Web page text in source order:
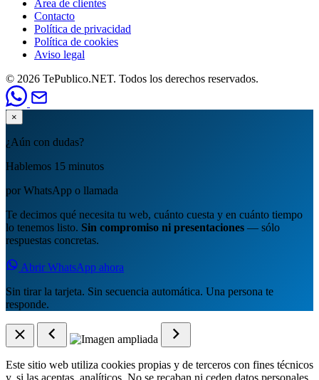
Área de clientes
Contacto
Política de privacidad
Política de cookies
Aviso legal
© 2026 TePublico.NET. Todos los derechos reservados.
×
¿Aún con dudas?
Hablemos 15 minutos
por WhatsApp o llamada
Te decimos qué necesita tu web, cuánto cuesta y en cuánto tiempo
lo tenemos listo. Sin compromiso ni presentaciones — sólo
respuestas concretas.
Abrir WhatsApp ahora
Sin tirar la tarjeta. Sin secuencia automática. Una persona te
responde.
Este sitio web utiliza cookies propias y de terceros con fines técnicos